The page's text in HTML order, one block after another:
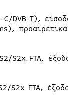
DVB-T),
S2x FTA,
S2x FTA,